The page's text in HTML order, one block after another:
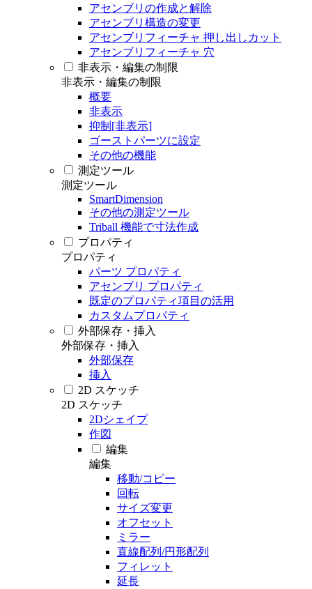
アセンブリの作成と解除
アセンブリ構造の変更
アセンブリフィーチャ 押し出しカット
アセンブリフィーチャ 穴
非表示・編集の制限
非表示・編集の制限
概要
非表示
抑制[非表示]
ゴーストパーツに設定
その他の機能
測定ツール
測定ツール
SmartDimension
その他の測定ツール
Triball 機能で寸法作成
プロパティ
プロパティ
パーツ プロパティ
アセンブリ プロパティ
既定のプロパティ項目の活用
カスタムプロパティ
外部保存・挿入
外部保存・挿入
外部保存
挿入
2D スケッチ
2D スケッチ
2Dシェイプ
作図
編集
編集
移動/コピー
回転
サイズ変更
オフセット
ミラー
直線配列/円形配列
フィレット
延長